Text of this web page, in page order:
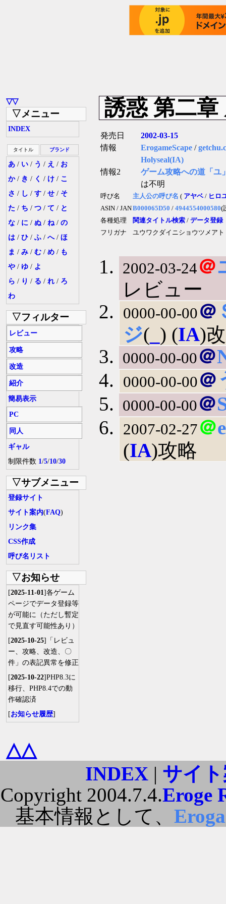
▽▽
▽メニュー
INDEX
タイトル ブランド
あ / い / う / え / お
か/ き / く / け / こ
さ / し / す / せ / そ
た / ち / つ / て / と
な / に / ぬ / ね/ の
は / ひ / ふ / へ/ ほ
ま / み / む / め / も
や / ゆ / よ
ら / り / る / れ / ろ
わ
▽フィルター
レビュー
攻略
改造
紹介
簡易表示
PC
同人
ギャル
制限件数 1/5/10/30
▽サブメニュー
登録サイト
サイト案内(FAQ)
リンク集
CSS作成
呼び名リスト
▽お知らせ
[2025-11-01]各ゲーム
ページでデータ登録等
が可能に（ただし暫定
で見直す可能性あり）
[2025-10-25]「レビュ
ー、攻略、改造、〇
件」の表記異常を修正
[2025-10-22]PHP8.3に
移行、PHP8.4での動
作確認済
[お知らせ履歴]
誘惑 第二章
発売日
2002-03-15
情報
ErogameScape /
Holyseal(IA)
情報2
ゲーム攻略への道「ユ
は不明
呼び名 主人公の呼び名 ( アヤベ / ヒロ
ASIN / JANB000065D50 / 4944554000580(
各種処理
関連タイトル検索 / データ登録
フリガナ
ユウワクダイニショウツメアト
2002-03-24＠
レビュー
0000-00-00＠
ジ( ) (IA)
0000-00-00＠
0000-00-00＠
0000-00-00＠
2007-02-27＠
(IA)攻略
△△
INDEX| サイ
Copyright 2004.7.4.Eroge
基本情報として、